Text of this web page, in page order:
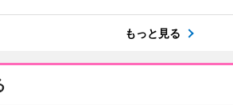
もっと見る